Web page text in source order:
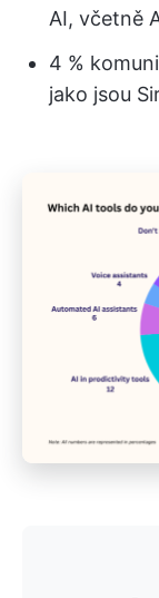
AI, včetně
4 %
jako jsou